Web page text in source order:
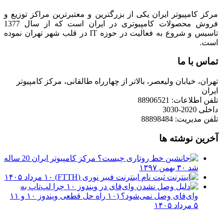
مرکز کامپیوتر ایران یکی از بزرگترین و معتبرترین مراکز توزیع و
فروش محصولات کامپیوتری در ایران است که از سال 1377
تاسیس و شروع به فعالیت در حوزه IT در قلب شهر تهران نموده
است.
تماس با ما
تهران، خیابان ولیعصر، بالاتر از چهارراه طالقانی، مرکز کامپیوتر
ایران
تلفن اطلاعات: 88906521
داخلی 2020-3030
تلفن مدیریت: 88898484
آخرین نوشته ها
مرکز کامپیوتر ایران 20 ساله
شد ۳۰ بهمن ۱۳۹۷
ثبت نام اینترنت فیبر نوری (FTTH)
۱۰ مرداد ۱۴۰۵
چرا لپ‌تاپ به
وای‌فای وصل نمی‌شود؟ (۱۰ راه حل قطعی ویندوز ۱۰ و ۱۱
۵ مرداد ۱۴۰۵